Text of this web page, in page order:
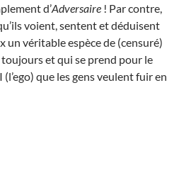
d’Adversaire ! Par contre,
voient, sentent et déduisent
un véritable espèce de (censuré)
et qui se prend pour le
que les gens veulent fuir en